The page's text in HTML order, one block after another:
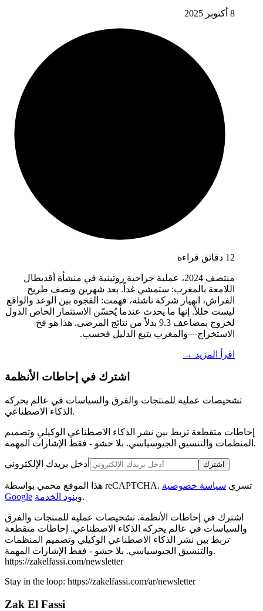
8 أكتوبر 2025
12 دقائق قراءة
منتصف 2024، عملية جراحية روتينية في منشأة أقديطال
اللامعة بالمغرب: ستمشي غداً. بعد شهرين ونصف طريح
الفراش، انهيار شركة ناشئة، فهمت: الفجوة بين الوعد والواقع
ليست خللاً. إنها ما يحدث عندما يُحسّن الاستثمار الخاص الدول
لخروج بمضاعف 9.3 بدلاً من نتائج المرضى. هذا هو فخ
الاستخراج—والمغرب يتبع الدليل فحسب.
اقرأ المزيد →
اشترك في إحاطات الأنظمة
تشخيصات عملية للمنتجات والفرق والسياسات في عالم يحركه
الذكاء الاصطناعي.
إحاطات متقطعة تربط بين نشر الذكاء الاصطناعي الوكيلي وتصميم
المنظمات والتنسيق الجيوسياسي. بلا حشو - فقط الإشارات المهمة.
أدخل بريدك الإلكتروني اشترك
هذا الموقع محمي بواسطة reCAPTCHA. تسري سياسة خصوصية
Google
وبنود الخدمة .
اشترك في إحاطات الأنظمة. تشخيصات عملية للمنتجات والفرق
والسياسات في عالم يحركه الذكاء الاصطناعي. إحاطات متقطعة
تربط بين نشر الذكاء الاصطناعي الوكيلي وتصميم المنظمات
والتنسيق الجيوسياسي. بلا حشو - فقط الإشارات المهمة.
https://zakelfassi.com/newsletter
Stay in the loop: https://zakelfassi.com/ar/newsletter
Zak El Fassi